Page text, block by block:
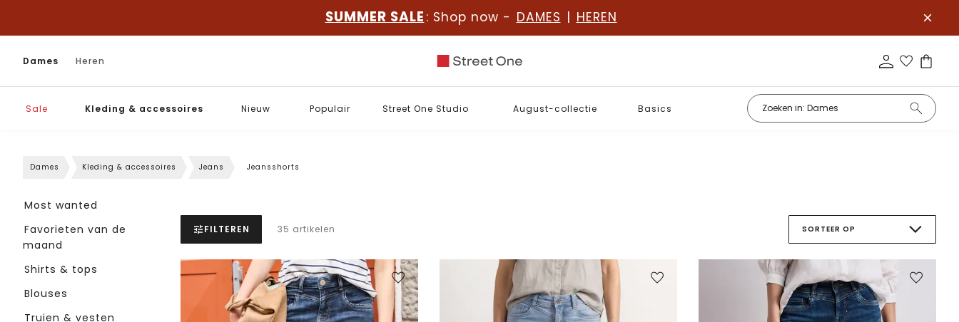
SUMMER SALE : Shop now - DAMES | HEREN
Dames Heren
Sale Kleding & accessoires Nieuw Populair Street One Studio August-collectie Basics
Dames Kleding & accessoires Jeans Jeansshorts
Most wanted
Favorieten van de
maand
Shirts & tops
Blouses
Truien & vesten
FILTEREN 35 artikelen SORTEER OP